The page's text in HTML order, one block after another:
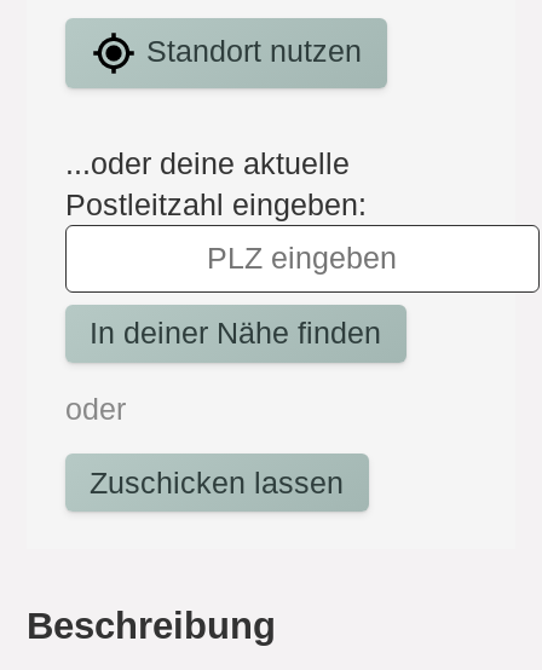
Standort nutzen
...oder deine aktuelle
Postleitzahl eingeben:
In deiner Nähe finden
oder
Zuschicken lassen
Beschreibung